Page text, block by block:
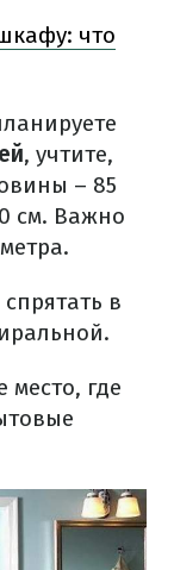
что
, учтите,
– 85
см. Важно
в
место, где